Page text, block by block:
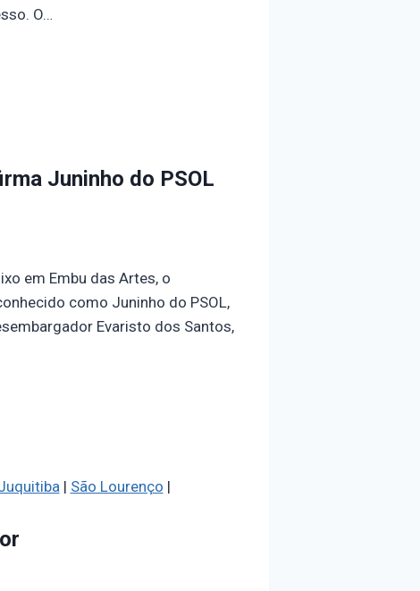
O…
Juninho do PSOL
em Embu das Artes, o
como Juninho do PSOL,
Evaristo dos Santos,
| São Lourenço |